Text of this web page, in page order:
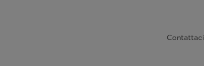
Contattaci